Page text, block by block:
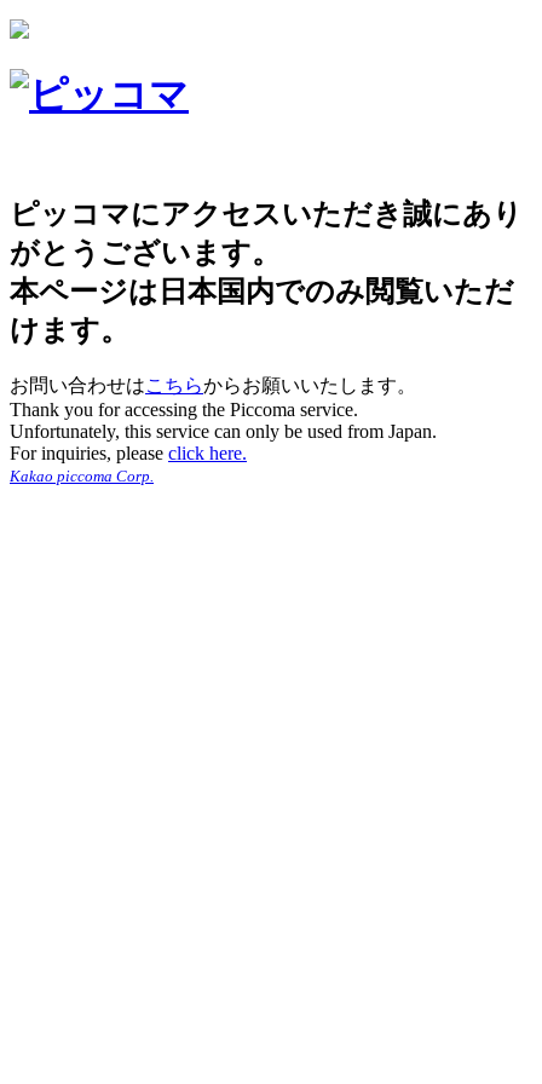
ピッコマにアクセスいただき誠にあり
がとうございます。
本ページは日本国内でのみ閲覧いただ
けます。
お問い合わせはこちらからお願いいたします。
Thank you for accessing the Piccoma service.
Unfortunately, this service can only be used from Japan.
For inquiries, please click here.
Kakao piccoma Corp.